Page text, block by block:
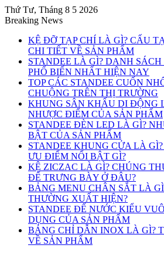
Thứ Tư, Tháng 8 5 2026
Breaking News
KỆ ĐỠ TẠP CHÍ LÀ GÌ? CẤU
CHI TIẾT VỀ SẢN PHẨM
STANDEE LÀ GÌ? DANH
PHỔ BIẾN NHẤT HIỆN NAY
TOP CÁC STANDEE CUỐN
CHUỘNG TRÊN THỊ TRƯỜNG
KHUNG SÂN KHẤU DI ĐỘNG
NHƯỢC ĐIỂM CỦA SẢN PHẨM
STANDEE ĐÈN LED LÀ GÌ?
BẬT CỦA SẢN PHẨM
STANDEE KHUNG CỬA LÀ
ƯU ĐIỂM NỔI BẬT GÌ?
KỆ ZICZAC LÀ GÌ? CHÚNG
ĐỂ TRƯNG BÀY Ở ĐÂU?
BẢNG MENU CHÂN SẮT LÀ
THƯỜNG XUẤT HIỆN?
STANDEE ĐẾ NƯỚC KIỂU
DỤNG CỦA SẢN PHẨM
BẢNG CHỈ DẪN INOX LÀ GÌ?
VỀ SẢN PHẨM